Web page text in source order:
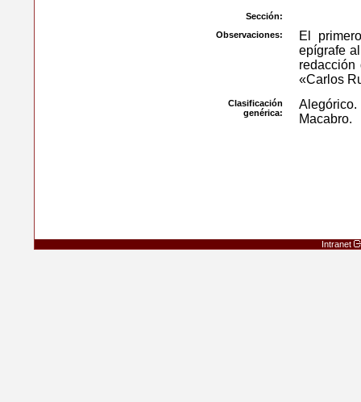
Sección:
Observaciones:
El
epígrafe
«Carlos
Clasificación
genérica:
Macabro.
Intranet